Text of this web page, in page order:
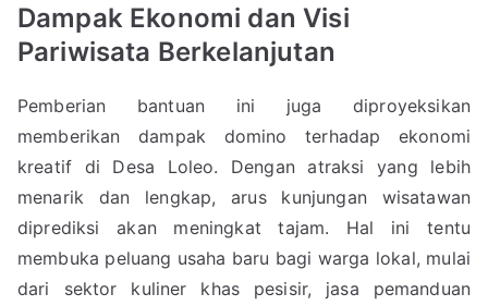
Dampak Ekonomi dan Visi
Pariwisata Berkelanjutan
Pemberian bantuan ini juga diproyeksikan
memberikan dampak domino terhadap ekonomi
kreatif di Desa Loleo. Dengan atraksi yang lebih
menarik dan lengkap, arus kunjungan wisatawan
diprediksi akan meningkat tajam. Hal ini tentu
membuka peluang usaha baru bagi warga lokal, mulai
dari sektor kuliner khas pesisir, jasa pemanduan